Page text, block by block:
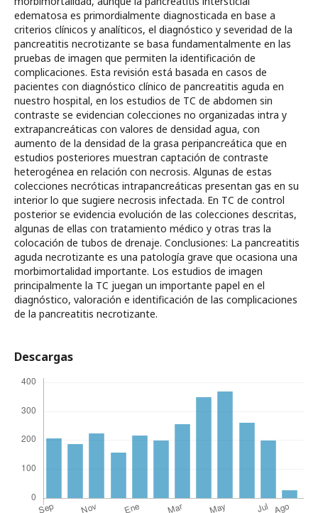
edematosa es primordialmente diagnosticada en base a
criterios clínicos y analíticos, el diagnóstico y severidad de la
pancreatitis necrotizante se basa fundamentalmente en las
pruebas de imagen que permiten la identificación de
complicaciones. Esta revisión está basada en casos de
pacientes con diagnóstico clínico de pancreatitis aguda en
nuestro hospital, en los estudios de TC de abdomen sin
contraste se evidencian colecciones no organizadas intra y
extrapancreáticas con valores de densidad agua, con
aumento de la densidad de la grasa peripancreática que en
estudios posteriores muestran captación de contraste
heterogénea en relación con necrosis. Algunas de estas
colecciones necróticas intrapancreáticas presentan gas en su
interior lo que sugiere necrosis infectada. En TC de control
posterior se evidencia evolución de las colecciones descritas,
algunas de ellas con tratamiento médico y otras tras la
colocación de tubos de drenaje. Conclusiones: La pancreatitis
aguda necrotizante es una patología grave que ocasiona una
morbimortalidad importante. Los estudios de imagen
principalmente la TC juegan un importante papel en el
diagnóstico, valoración e identificación de las complicaciones
de la pancreatitis necrotizante.
Descargas